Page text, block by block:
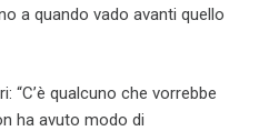
a quando vado avanti quello
“C’è qualcuno che vorrebbe
ha avuto modo di